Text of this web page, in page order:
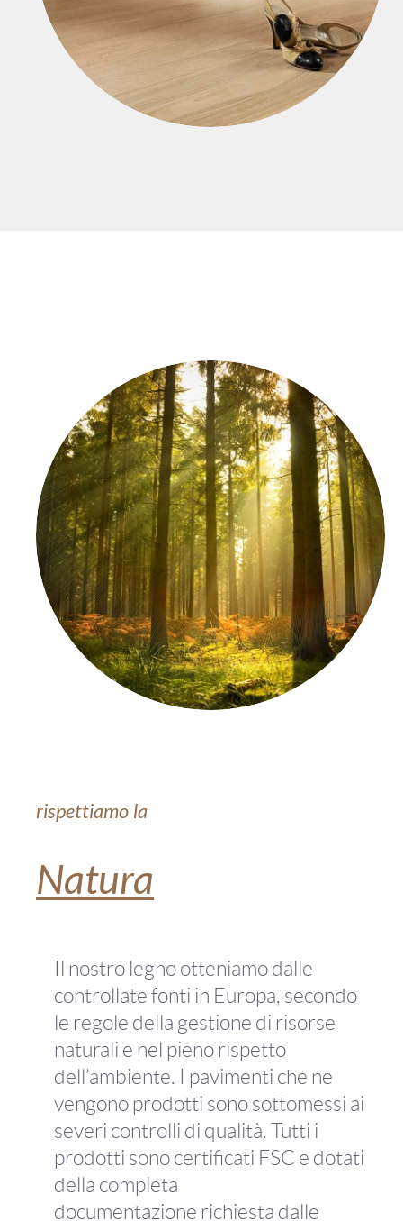
rispettiamo la
Natura
Il nostro legno otteniamo dalle
controllate fonti in Europa, secondo
le regole della gestione di risorse
naturali e nel pieno rispetto
dell’ambiente. I pavimenti che ne
vengono prodotti sono sottomessi ai
severi controlli di qualità. Tutti i
prodotti sono certificati FSC e dotati
della completa
documentazione richiesta dalle